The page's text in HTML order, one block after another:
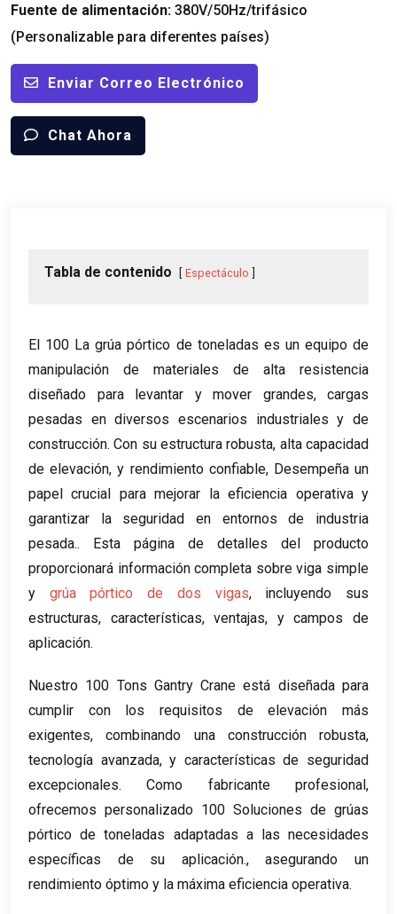
Fuente de alimentación: 380V/50Hz/trifásico
(Personalizable para diferentes países)
Enviar Correo Electrónico
Chat Ahora
Tabla de contenido Espectáculo
El 100 La grúa pórtico de toneladas es un equipo de
manipulación de materiales de alta resistencia
diseñado para levantar y mover grandes, cargas
pesadas en diversos escenarios industriales y de
construcción. Con su estructura robusta, alta capacidad
de elevación, y rendimiento confiable, Desempeña un
papel crucial para mejorar la eficiencia operativa y
garantizar la seguridad en entornos de industria
pesada.. Esta página de detalles del producto
proporcionará información completa sobre viga simple
y grúa pórtico de dos vigas, incluyendo sus
estructuras, características, ventajas, y campos de
aplicación.
Nuestro 100 Tons Gantry Crane está diseñada para
cumplir con los requisitos de elevación más
exigentes, combinando una construcción robusta,
tecnología avanzada, y características de seguridad
excepcionales. Como fabricante profesional,
ofrecemos personalizado 100 Soluciones de grúas
pórtico de toneladas adaptadas a las necesidades
específicas de su aplicación., asegurando un
rendimiento óptimo y la máxima eficiencia operativa.